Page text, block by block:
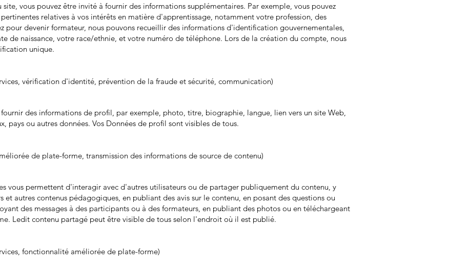
vous pouvez être invité à fournir des informations supplémentaires. Par exemple, vous pouvez
relatives à vos intérêts en matière d'apprentissage, notamment votre profession, des
pour devenir formateur, nous pouvons recueillir des informations d'identification gouvernementales,
de naissance, votre race/ethnie, et votre numéro de téléphone. Lors de la création du compte, nous
unique.
vérification d'identité, prévention de la fraude et sécurité, communication)
des informations de profil, par exemple, photo, titre, biographie, langue, lien vers un site Web,
pays ou autres données. Vos Données de profil sont visibles de tous.
de plate-forme, transmission des informations de source de contenu)
vous permettent d'interagir avec d'autres utilisateurs ou de partager publiquement du contenu, y
et autres contenus pédagogiques, en publiant des avis sur le contenu, en posant des questions ou
des messages à des participants ou à des formateurs, en publiant des photos ou en téléchargeant
Ledit contenu partagé peut être visible de tous selon l'endroit où il est publié.
fonctionnalité améliorée de plate-forme)